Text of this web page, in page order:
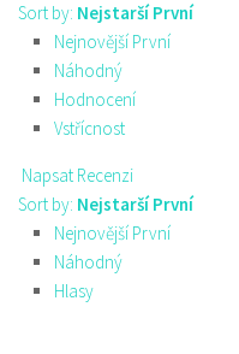
Sort by: Nejstarší První
Nejnovější První
Náhodný
Hodnocení
Vstřícnost
Napsat Recenzi
Sort by: Nejstarší První
Nejnovější První
Náhodný
Hlasy